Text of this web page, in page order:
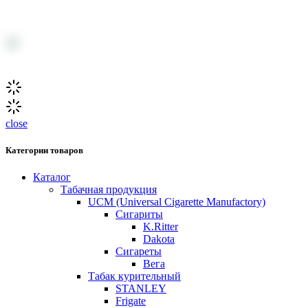
close
Категории товаров
Каталог
Табачная продукция
UCM (Universal Cigarette Manufactory)
Сигариты
K.Ritter
Dakota
Сигареты
Вега
Табак курительный
STANLEY
Frigate